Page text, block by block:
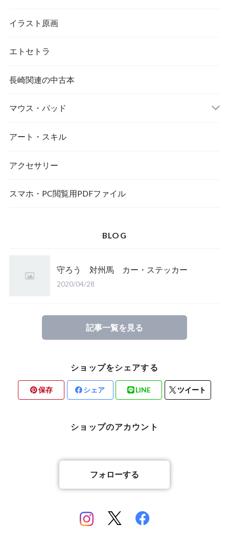
画像／長崎市／景観
イラスト原画
エトセトラ
長崎関連の中古本
マウス・パッド
アート・スキル
アクセサリー
スマホ・PC閲覧用PDFファイル
BLOG
守ろう 対州馬 カー・ステッカー
2020/04/28
記事一覧を見る
ショップをシェアする
保存 シェア LINE ツイート
ショップのアカウント
フォローする